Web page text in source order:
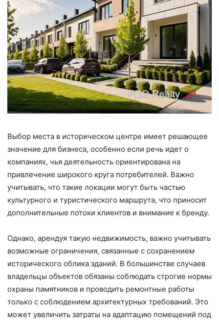
Выбор места в историческом центре имеет решающее
значение для бизнеса, особенно если речь идет о
компаниях, чья деятельность ориентирована на
привлечение широкого круга потребителей. Важно
учитывать, что такие локации могут быть частью
культурного и туристического маршрута, что приносит
дополнительные потоки клиентов и внимание к бренду.
Однако, арендуя такую недвижимость, важно учитывать
возможные ограничения, связанные с сохранением
исторического облика зданий. В большинстве случаев
владельцы объектов обязаны соблюдать строгие нормы
охраны памятников и проводить ремонтные работы
только с соблюдением архитектурных требований. Это
может увеличить затраты на адаптацию помещений под